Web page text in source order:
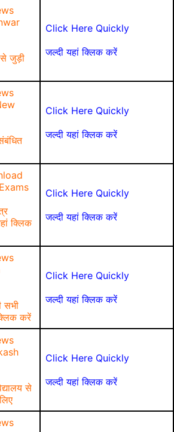
से जुड़ी
Click Here Quickly
जल्दी यहां क्लिक करें
Click Here Quickly
जल्दी यहां क्लिक करें
क्लिक
Click Here Quickly
जल्दी यहां क्लिक करें
सभी
करें
Click Here Quickly
जल्दी यहां क्लिक करें
से
Click Here Quickly
जल्दी यहां क्लिक करें